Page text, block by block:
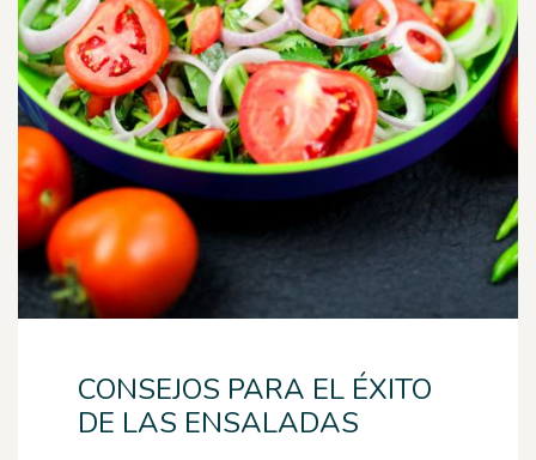
CONSEJOS PARA EL ÉXITO
DE LAS ENSALADAS